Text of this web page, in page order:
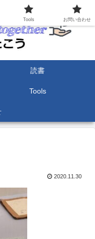
読書
Tools
2020.11.30
Tools お問い合わせ